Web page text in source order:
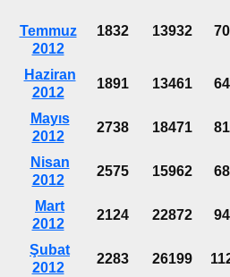
Temmuz
2012
1832 13932
Haziran
2012
1891 13461
Mayıs
2012
2738 18471
Nisan
2012
2575 15962
Mart
2012
2124 22872
Şubat
2012
2283 26199